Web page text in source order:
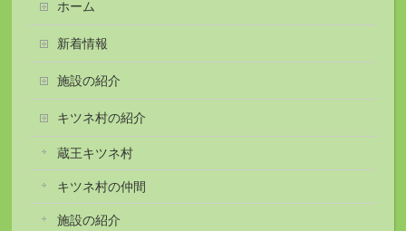
ホーム
新着情報
施設の紹介
キツネ村の紹介
蔵王キツネ村
キツネ村の仲間
施設の紹介